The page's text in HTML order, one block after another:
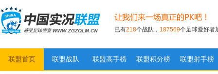
实况足球联盟
已有218个战队， 187569个足球爱好者
联盟首页 联盟战队 联盟高手榜 联盟积分榜 联盟射手榜